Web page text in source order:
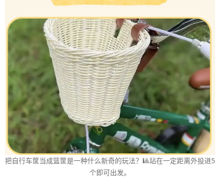
把自行车筐当成篮筐是一种什么新奇的玩法？🎱站在一定距离外投进5
个即可出发。